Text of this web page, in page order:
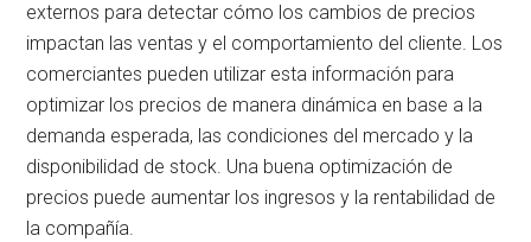
externos para detectar cómo los cambios de precios
impactan las ventas y el comportamiento del cliente. Los
comerciantes pueden utilizar esta información para
optimizar los precios de manera dinámica en base a la
demanda esperada, las condiciones del mercado y la
disponibilidad de stock. Una buena optimización de
precios puede aumentar los ingresos y la rentabilidad de
la compañía.